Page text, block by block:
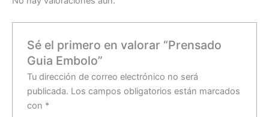
Sé el primero en valorar “Prensado
Guia Embolo”
Tu dirección de correo electrónico no será
publicada. Los campos obligatorios están marcados
con *